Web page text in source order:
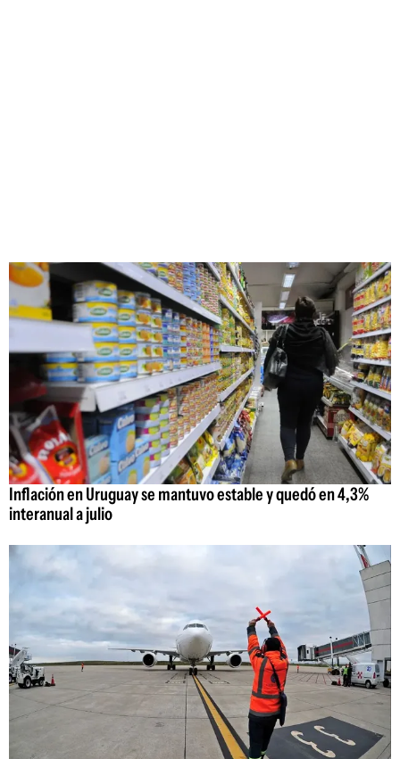
Inflación en Uruguay se mantuvo estable y quedó en 4,3%
interanual a julio